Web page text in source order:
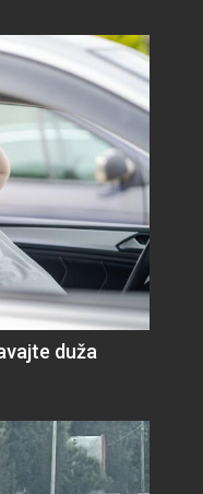
duža